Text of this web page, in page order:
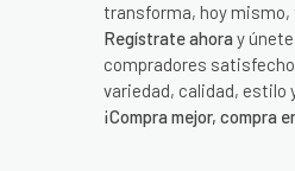
transforma, hoy mismo,
Regístrate ahora y
compradores
variedad, calidad, estilo
¡Compra mejor, compra